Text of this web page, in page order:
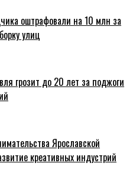
оштрафовали на 10 млн за
улиц
грозит до 20 лет за поджоги
Ярославской
креативных индустрий